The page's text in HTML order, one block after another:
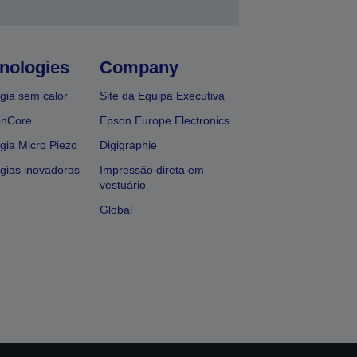
sem calor
Micro Piezo
inovadoras
Company
Site da Equipa Executiva
Epson Europe Electronics
Digigraphie
Impressão direta em
vestuário
Global